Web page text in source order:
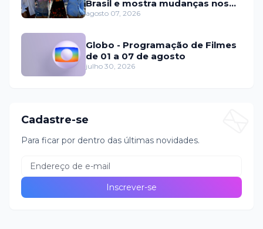
Brasil e mostra mudanças nos
relacionamentos
agosto 07, 2026
Globo - Programação de Filmes
de 01 a 07 de agosto
julho 30, 2026
Cadastre-se
Para ficar por dentro das últimas novidades.